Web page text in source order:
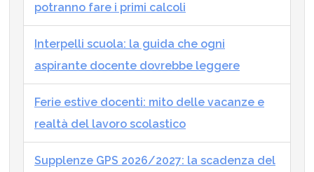
potranno fare i primi calcoli
Interpelli scuola: la guida che ogni
aspirante docente dovrebbe leggere
Ferie estive docenti: mito delle vacanze e
realtà del lavoro scolastico
Supplenze GPS 2026/2027: la scadenza del